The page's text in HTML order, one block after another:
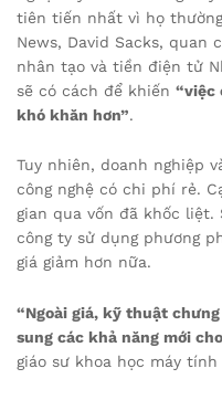
tiên tiến nhất vì họ
News, David Sacks,
nhân tạo và tiền điện tử
sẽ có cách để khiến “việc
khó khăn hơn”.
Tuy nhiên, doanh nghiệp
công nghệ có chi phí rẻ.
gian qua vốn đã khốc liệt.
công ty sử dụng phương
giá giảm hơn nữa.
“Ngoài giá, kỹ thuật
sung các khả năng mới
giáo sư khoa học máy tính